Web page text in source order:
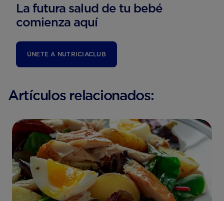
La futura salud de tu bebé
comienza aquí
ÚNETE A NUTRICIACLUB
Artículos relacionados: